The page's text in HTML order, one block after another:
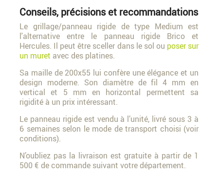
Conseils, précisions et recommandations
Le grillage/panneau rigide de type Medium est
l'alternative entre le panneau rigide Brico et
Hercules. Il peut être sceller dans le sol ou poser sur
un muret avec des platines.
Sa maille de 200x55 lui confère une élégance et un
design moderne. Son diamètre de fil 4 mm en
vertical et 5 mm en horizontal permettent sa
rigidité à un prix intéressant.
Le panneau rigide est vendu à l’unité, livré sous 3 à
6 semaines selon le mode de transport choisi (voir
conditions).
N’oubliez pas la livraison est gratuite à partir de 1
500 € de commande suivant votre département.